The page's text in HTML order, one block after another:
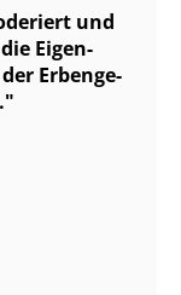
und
Ei­gen­
Er­ben­ge­